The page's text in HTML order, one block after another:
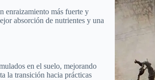
enraizamiento más fuerte y
absorción de nutrientes y una
en el suelo, mejorando
la transición hacia prácticas